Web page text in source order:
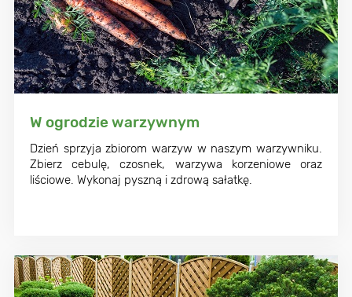
W ogrodzie warzywnym
Dzień sprzyja zbiorom warzyw w naszym warzywniku.
Zbierz cebulę, czosnek, warzywa korzeniowe oraz
liściowe. Wykonaj pyszną i zdrową sałatkę.